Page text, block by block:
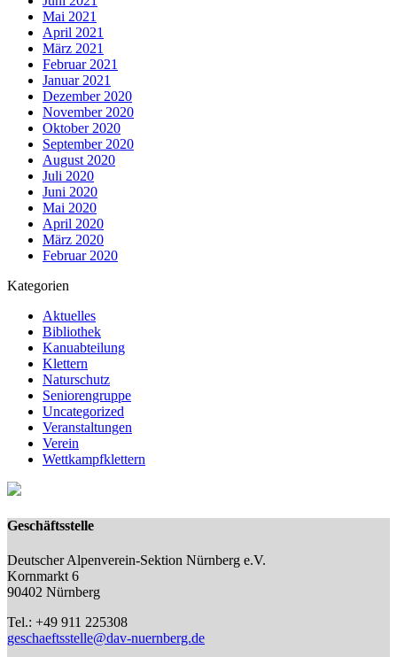
Mai 2021
April 2021
März 2021
Februar 2021
Januar 2021
Dezember 2020
November 2020
Oktober 2020
September 2020
August 2020
Juli 2020
Juni 2020
Mai 2020
April 2020
März 2020
Februar 2020
Kategorien
Aktuelles
Bibliothek
Kanuabteilung
Klettern
Naturschutz
Seniorengruppe
Uncategorized
Veranstaltungen
Verein
Wettkampfklettern
Geschäftsstelle
Deutscher Alpenverein-Sektion Nürnberg e.V.
Kornmarkt 6
90402 Nürnberg
Tel.: +49 911 225308
geschaeftsstelle@dav-nuernberg.de